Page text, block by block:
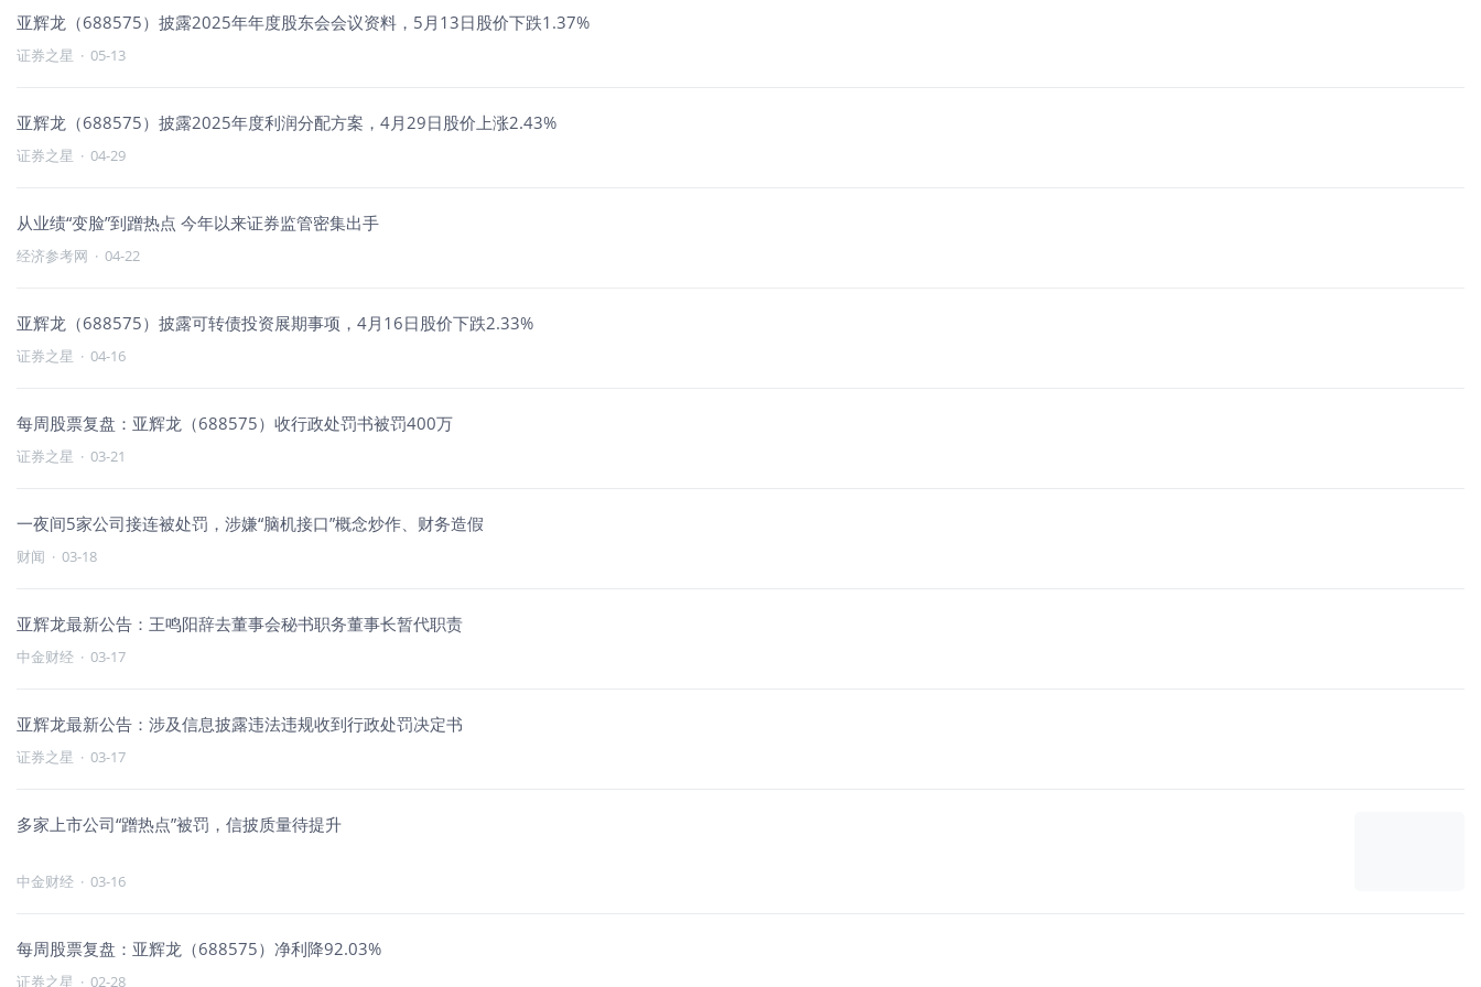
亚辉龙（688575）披露2025年年度股东会会议资料，5月13日股价下跌1.37%
证券之星 · 05-13
亚辉龙（688575）披露2025年度利润分配方案，4月29日股价上涨2.43%
证券之星 · 04-29
从业绩“变脸”到蹭热点 今年以来证券监管密集出手
经济参考网 · 04-22
亚辉龙（688575）披露可转债投资展期事项，4月16日股价下跌2.33%
证券之星 · 04-16
每周股票复盘：亚辉龙（688575）收行政处罚书被罚400万
证券之星 · 03-21
一夜间5家公司接连被处罚，涉嫌“脑机接口”概念炒作、财务造假
财闻 · 03-18
亚辉龙最新公告：王鸣阳辞去董事会秘书职务董事长暂代职责
中金财经 · 03-17
亚辉龙最新公告：涉及信息披露违法违规收到行政处罚决定书
证券之星 · 03-17
多家上市公司“蹭热点”被罚，信披质量待提升
中金财经 · 03-16
每周股票复盘：亚辉龙（688575）净利降92.03%
证券之星 · 02-28